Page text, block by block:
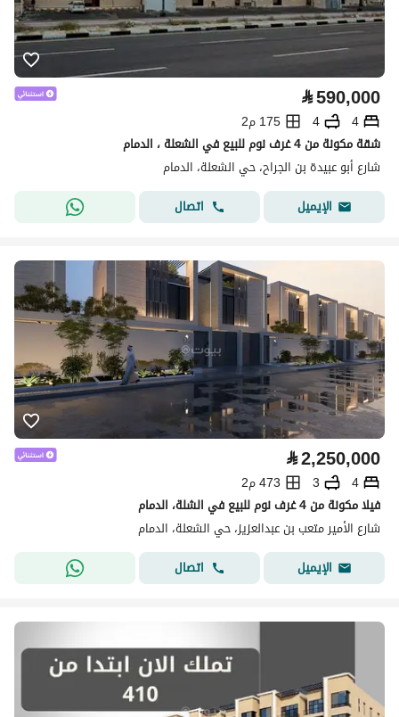
⃁590,000
4
4
175 م2
شقة مكونة من 4 غرف نوم للبيع في الشعلة ، الدمام
شارع أبو عبيدة بن الجراح، حي الشعلة، الدمام
الإيميل
اتصال
⃁2,250,000
4
3
473 م2
فيلا مكونة من 4 غرف نوم للبيع في الشلة، الدمام
شارع الأمير متعب بن عبدالعزيز، حي الشعلة، الدمام
الإيميل
اتصال